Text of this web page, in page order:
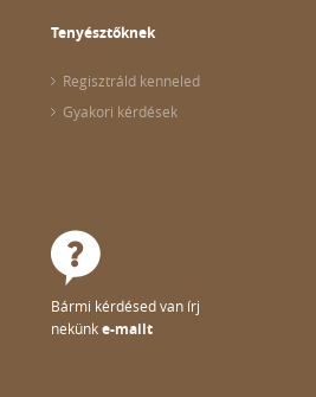
Tenyésztőknek
Regisztráld kenneled
Gyakori kérdések
Bármi kérdésed van írj
nekünke-mailt